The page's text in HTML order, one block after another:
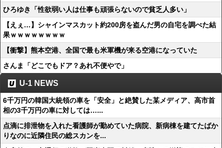
ひろゆき「性欲弱い人は仕事も頑張らないので貧乏人多い」
【えぇ…】シャインマスカット約200房を盗んだ男の自宅を調べた結
果ｗｗｗｗｗｗｗｗ
【衝撃】熊本空港、全国で最も米軍機が来る空港になっていた
さんま「どこでもドア？あれ不便やで」
U-1 NEWS
6千万円の韓国大統領の車を「安全」と絶賛した某メディア、高市首
相の3千万円の車に対しては…...
点滴に排泄物を入れた看護師が勤めていた病院、新病棟を建てたばか
りなのに近隣住民の総スカンを...